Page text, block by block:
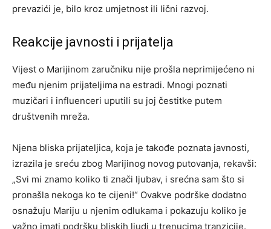
prevazići je, bilo kroz umjetnost ili lični razvoj.
Reakcije javnosti i prijatelja
Vijest o Marijinom zaručniku nije prošla neprimijećeno ni
među njenim prijateljima na estradi. Mnogi poznati
muzičari i influenceri uputili su joj čestitke putem
društvenih mreža.
Njena bliska prijateljica, koja je takođe poznata javnosti,
izrazila je sreću zbog Marijinog novog putovanja, rekavši:
„Svi mi znamo koliko ti znači ljubav, i srećna sam što si
pronašla nekoga ko te cijeni!“ Ovakve podrške dodatno
osnažuju Mariju u njenim odlukama i pokazuju koliko je
važno imati podršku bliskih ljudi u trenucima tranzicije.